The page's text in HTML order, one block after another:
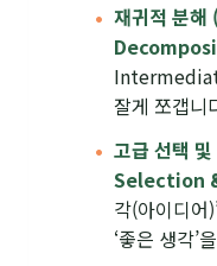
재귀적 분
잘게 쪼갭니
고급 선택
Selection
각(아이디어
‘좋은 생각’